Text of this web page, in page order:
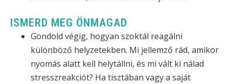
ISMERD MEG ÖNMAGAD
Gondold végig, hogyan szoktál reagálni
különböző helyzetekben. Mi jellemző rád, amikor
nyomás alatt kell helytállni, és mi vált ki nálad
stresszreakciót? Ha tisztában vagy a saját